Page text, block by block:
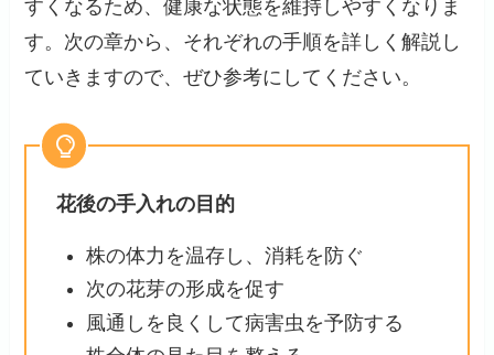
すくなるため、健康な状態を維持しやすくなりま
す。次の章から、それぞれの手順を詳しく解説し
ていきますので、ぜひ参考にしてください。
花後の手入れの目的
株の体力を温存し、消耗を防ぐ
次の花芽の形成を促す
風通しを良くして病害虫を予防する